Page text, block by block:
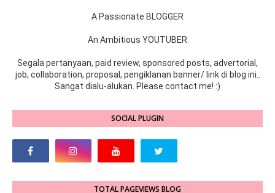
A Passionate BLOGGER
An Ambitious YOUTUBER
Segala pertanyaan, paid review, sponsored posts, advertorial,
job, collaboration, proposal, pengiklanan banner/ link di blog ini..
Sangat dialu-alukan. Please contact me! :)
SOCIAL PLUGIN
TOTAL PAGEVIEWS BLOG